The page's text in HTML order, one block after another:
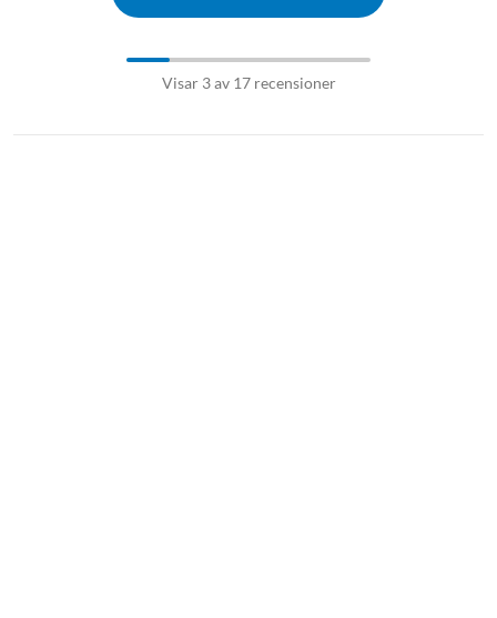
Visar 3 av 17 recensioner